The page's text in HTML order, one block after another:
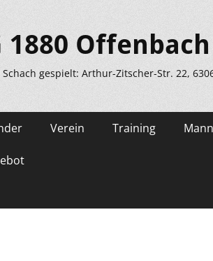
1880 Offenbach
gespielt: Arthur-Zitscher-Str. 22,
Verein Training